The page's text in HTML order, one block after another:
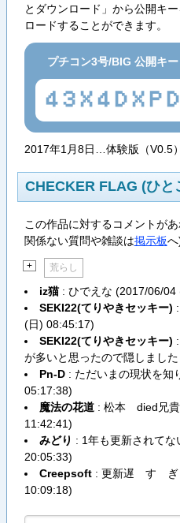
とダウンロード」から公開キ
ロードすることができます。
プチコン3号/BIG 公開キー
43X4DXPD
2017年1月8日…体験版（V0.5
CHECKER FLAG (ひと
この作品に対するコメントが
関係ない質問や雑談は掲示板へ
+ 荒らし
iz猫: ひでえな (2017/06/04
SEKI22(てりやきセッキー)
(日) 08:45:17)
SEKI22(てりやきセッキー)
が多いと思ったので隠しまし
Pn-D: ただいまの現状を知
05:17:38)
魔法の花道: 松本 died兄貴
11:42:41)
みどり : 1年も更新されて
20:05:33)
Creepsoft: 更新遅 す
10:09:18)